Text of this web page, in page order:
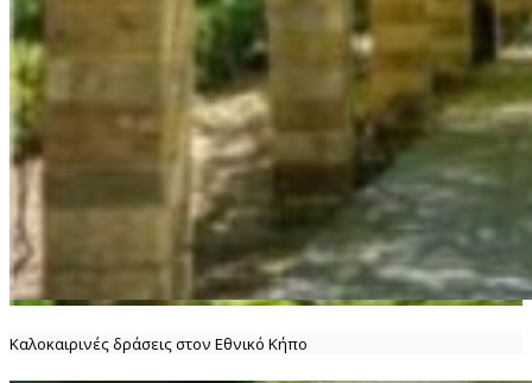
Καλοκαιρινές δράσεις στον Εθνικό Κήπο